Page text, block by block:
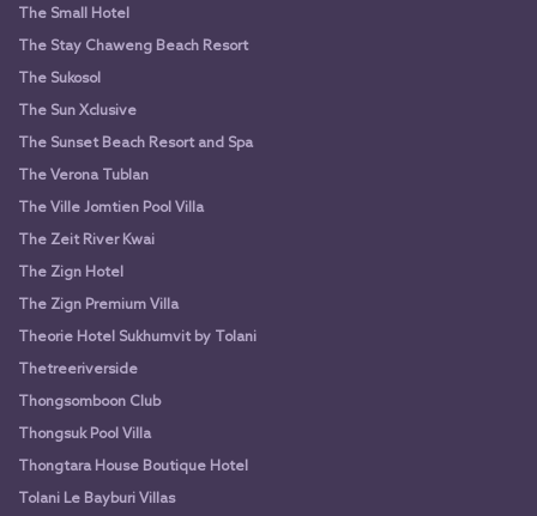
The Small Hotel
The Stay Chaweng Beach Resort
The Sukosol
The Sun Xclusive
The Sunset Beach Resort and Spa
The Verona Tublan
The Ville Jomtien Pool Villa
The Zeit River Kwai
The Zign Hotel
The Zign Premium Villa
Theorie Hotel Sukhumvit by Tolani
Thetreeriverside
Thongsomboon Club
Thongsuk Pool Villa
Thongtara House Boutique Hotel
Tolani Le Bayburi Villas